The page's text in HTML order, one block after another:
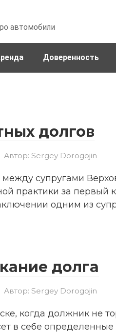
автомобили
Доверенность
долгов
Автор: Sergey Dorogojin
супругами
практики за первый
одним из
долга
Автор: Sergey Dorogojin
когда должник не
в себе определенные